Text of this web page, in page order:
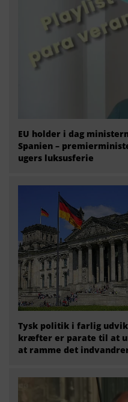
EU holder i dag
Spanien –
ugers luksusferie
Tysk politik i farlig
kræfter er parate til at
at ramme det